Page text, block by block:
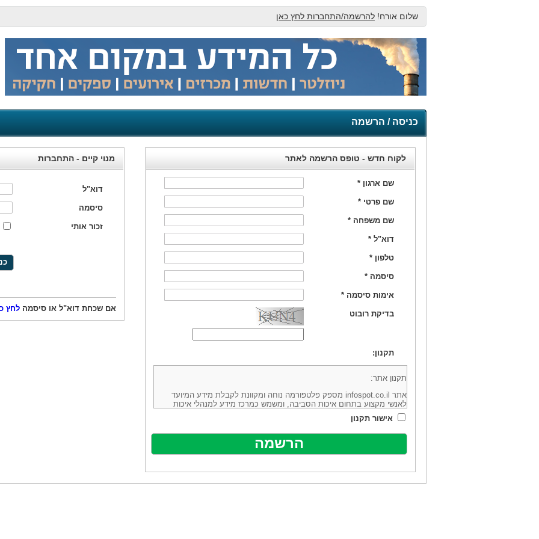
שלום אורח! להרשמה/התחברות לחץ כאן
כניסה / הרשמה
מנוי קיים - התחברות
דוא"ל
סיסמה
זכור אותי
אם שכחת דוא"ל או סיסמה לחץ
לקוח חדש - טופס הרשמה לאתר
שם ארגון *
שם פרטי *
שם משפחה *
דוא"ל *
טלפון *
סיסמה *
אימות סיסמה *
בדיקת רובוט
תקנון:
תקנון אתר:
אתר infospot.co.il מספק פלטפורמה נוחה ומקוונת לקבלת מידע המיועד
לאנשי מקצוע בתחום איכות הסביבה, ומשמש כמרכז מידע למנהלי איכות
סביבה (להלן: "המידע"). האתר בבעלותה ובניהולה של חברת יזמות וידע
מיקוד 6113102 ובדוא"ל: office@infospot.co.il (להלן: "האתר").
האתר אינו מספק את השירותים המפורסמים באתר ע"י ספקים שונים, איננו
מוכר את השירות המוצע באתר ע"י ספקים שונים, איננו מעורב במתן השירות
אלקטרונית של פרסום עבור נותני שירותים אלו. במילים אחרות, האחריות על
ביצוע העסקה בין הגולשים לבין המפרסמים נותני השירות ואיכותה מוטלת על
אישור תקנון